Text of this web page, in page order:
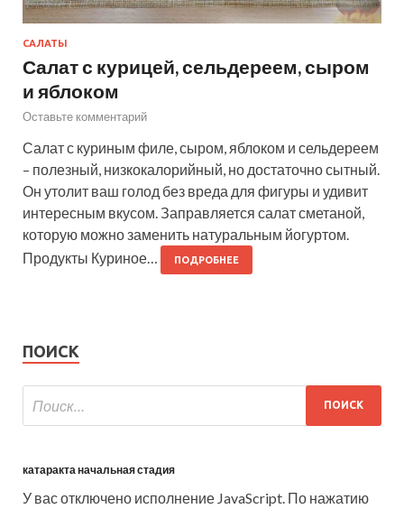
САЛАТЫ
Салат с курицей, сельдереем, сыром
и яблоком
Оставьте комментарий
Салат с куриным филе, сыром, яблоком и сельдереем
– полезный, низкокалорийный, но достаточно сытный.
Он утолит ваш голод без вреда для фигуры и удивит
интересным вкусом. Заправляется салат сметаной,
которую можно заменить натуральным йогуртом.
Продукты Куриное…
ПОДРОБНЕЕ
ПОИСК
катаракта начальная стадия
У вас отключено исполнение JavaScript. По нажатию